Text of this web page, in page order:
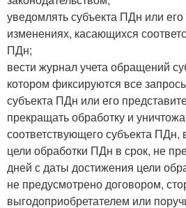
уведомлять субъекта ПДн или
изменениях, касающихся
ПДн;
вести журнал учета обращений
котором фиксируются все
субъекта ПДн или его
прекращать обработку и
соответствующего субъекта ПДн,
цели обработки ПДн в срок, не
дней с даты достижения цели
не предусмотрено договором,
выгодоприобретателем или